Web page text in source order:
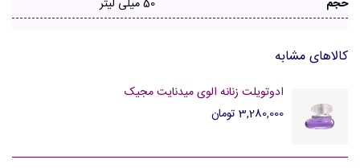
کالاهای مشابه
ادوتویلت زنانه الوی میدنایت مجیک
3,280,000 تومان